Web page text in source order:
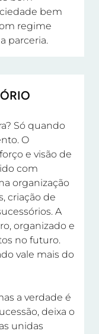
bem
regime
parceria.
Só quando
O
e visão de
com
organização
criação de
A
organizado e
no futuro.
vale mais do
a verdade é
deixa o
unidas